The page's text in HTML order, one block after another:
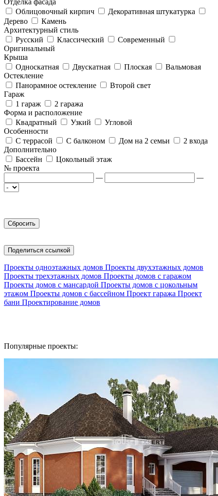
Отделка фасада
Облицовочный кирпич
Декоративная штукатурка
Дерево
Камень
Архитектурный стиль
Русский
Классический
Современный
Оригинальный
Крыша
Односкатная
Двускатная Плоская
Вальмовая
Остекление
Панорамное остекление
Второй свет
Гараж
1 гараж
2 гаража
Форма и расположение
Квадратный
Узкий
Угловой
Особенности
С террасой
С балконом Дом на 2 семьи
2 входа
Дополнительно
Бассейн
Цокольный этаж
№ проекта
—
—
Поделиться ссылкой
Проекты одноэтажных домов Проекты двухэтажных домов
Проекты трехэтажных домов Проекты домов с гаражом
Проекты домов с мансардой Проекты домов с цокольным
этажом Проекты домов с бассейном Проект гаража Проект
бани Проектирование домов
Популярные проекты: